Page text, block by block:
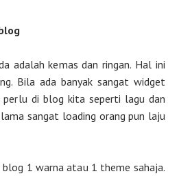
adalah kemas dan ringan. Hal ini
Bila ada banyak sangat widget
perlu di blog kita seperti lagu dan
sangat loading orang pun laju
1 warna atau 1 theme sahaja.